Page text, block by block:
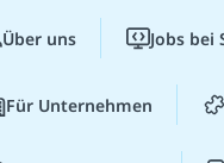
Über uns Jobs bei
Für Unternehmen